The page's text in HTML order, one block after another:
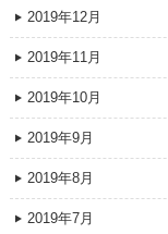
2019年12月
2019年11月
2019年10月
2019年9月
2019年8月
2019年7月